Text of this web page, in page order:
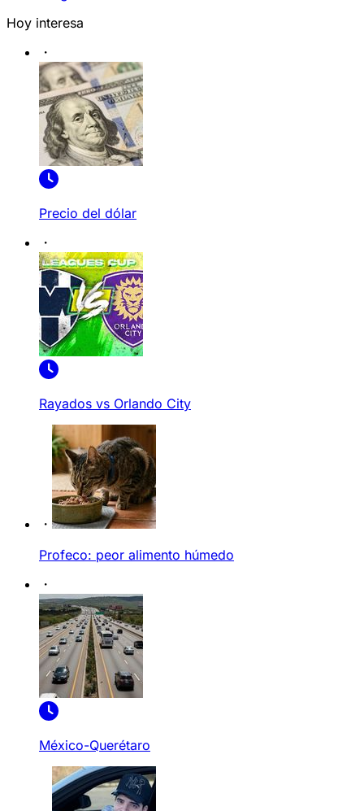
Hoy interesa
Precio del dólar
Rayados vs Orlando City
Profeco: peor alimento húmedo
México-Querétaro